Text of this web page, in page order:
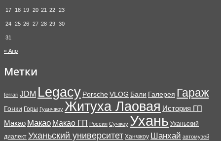
17 18 19 20 21 22 23
24 25 26 27 28 29 30
31
« Апр
Метки
ferrari JDM Legacy Porsche VLOG Бали Галерея Гараж
Гонки Горы Гуанчжоу Житуха Лаовая История ГП
Макао Макао Макао ГП Россия Сучжоу Ухань Уханьский
диалект Уханьский университет Ханчжоу Шанхай автомузей